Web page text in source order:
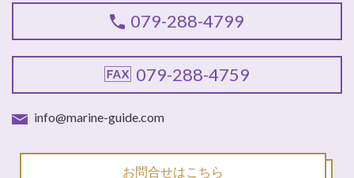
079-288-4799
079-288-4759
info@marine-guide.com
お問合せはこちら